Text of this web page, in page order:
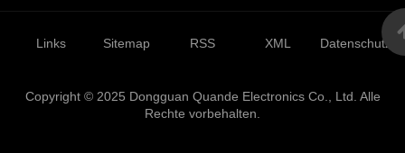
Links Sitemap RSS XML
Copyright © 2025 Dongguan Quande Electronics Co., Ltd. Alle
Rechte vorbehalten.